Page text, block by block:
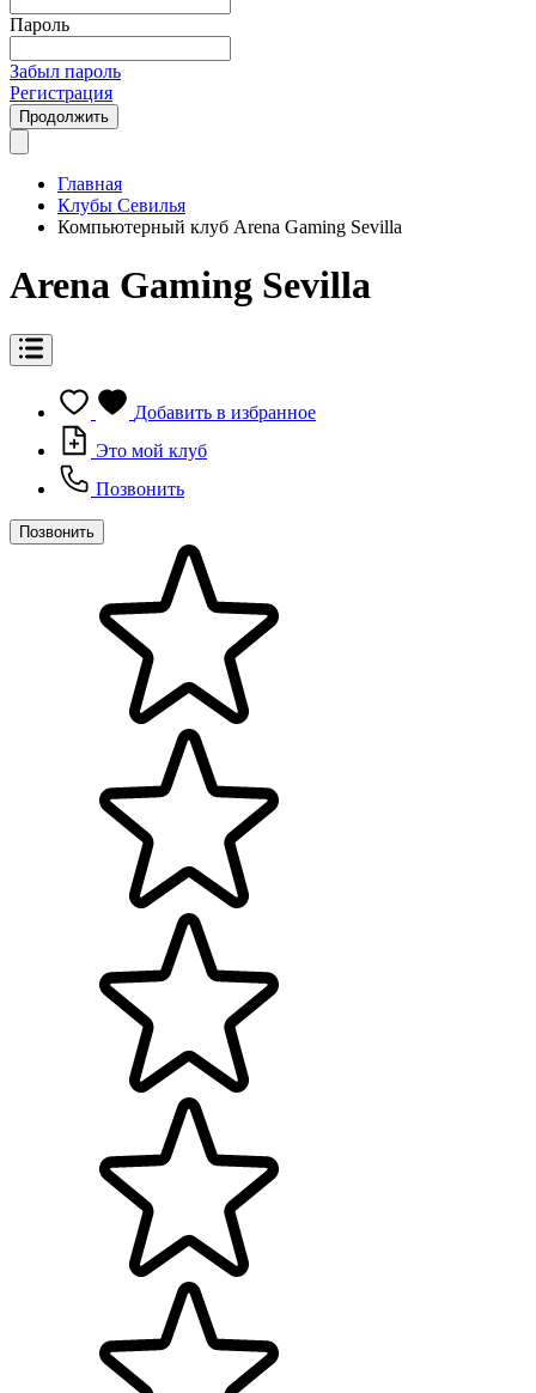
Пароль
Забыл пароль
Регистрация
Продолжить
Главная
Клубы Севилья
Компьютерный клуб Arena Gaming Sevilla
Arena Gaming Sevilla
Добавить в избранное
Это мой клуб
Позвонить
Позвонить